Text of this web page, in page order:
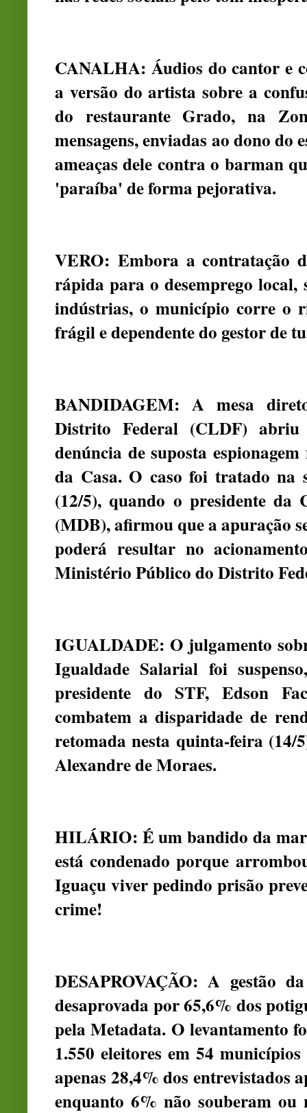
CANALHA: Áudios do cantor e
a versão do artista sobre a
do restaurante Grado, na
mensagens, enviadas ao dono do
ameaças dele contra o barman
'paraíba' de forma pejorativa.
VERO:Embora a contratação
rápida para o desemprego local,
indústrias, o município corre o
frágil e dependente do gestor de
BANDIDAGEM: A mesa
Distrito Federal (CLDF)
denúncia de suposta
da Casa. O caso foi tratado na
(12/5), quando o presidente da
(MDB), afirmou que a apuração
poderá resultar no
Ministério Público do Distrito
IGUALDADE: O julgamento
Igualdade Salarial foi
presidente do STF, Edson
combatem a disparidade de
retomada nesta quinta-feira
Alexandre de Moraes.
HILÁRIO: É um bandido da
está condenado porque
Iguaçu viver pedindo prisão
crime!
DESAPROVAÇÃO: A gestão
desaprovada por 65,6% dos
pela Metadata. O levantamento
1.550 eleitores em 54
apenas 28,4% dos entrevistados
enquanto 6% não souberam ou